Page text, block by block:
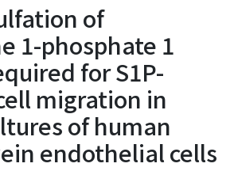
of
1-phosphate 1
for S1P-
migration in
of human
endothelial cells